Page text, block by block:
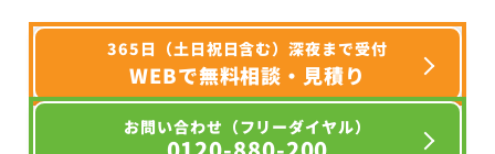
365日（土日祝日含む）深夜まで受付
WEBで無料相談・見積り
お問い合わせ（フリーダイヤル）